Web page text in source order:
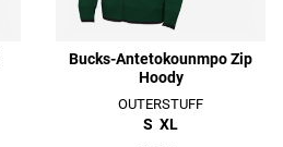
Bucks-Antetokounmpo Zip
Hoody
OUTERSTUFF
S XL